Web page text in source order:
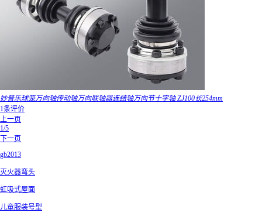
妙普乐球笼万向轴传动轴万向联轴器连结轴万向节十字轴 ZJ100长254mm
1条评价
上一页
1/5
下一页
gb2013
灭火器弯头
虹吸式屋面
儿童服装号型